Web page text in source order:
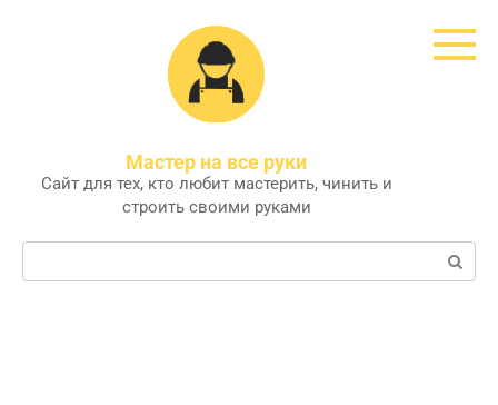
Мастер на все руки
Сайт для тех, кто любит мастерить, чинить и
строить своими руками
Поиск: